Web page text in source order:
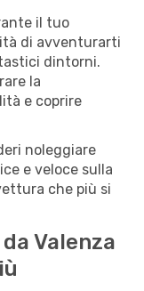
il tuo
di avventurarti
dintorni.
la
e coprire
noleggiare
e veloce sulla
che più si
Valenza